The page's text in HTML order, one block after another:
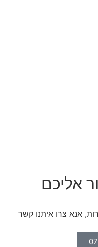
אליכם
אנא צרו איתנו קשר